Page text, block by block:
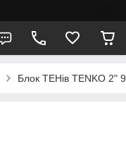
Блок ТЕНів TENKO 2"